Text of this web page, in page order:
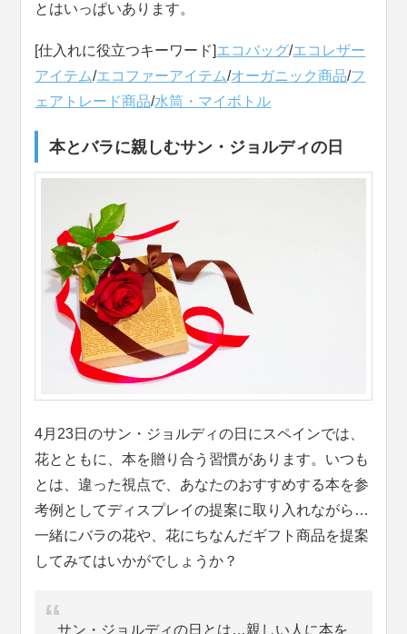
とはいっぱいあります。
[仕入れに役立つキーワード]エコバッグ/エコレザー
アイテム/エコファーアイテム/オーガニック商品/フ
ェアトレード商品/水筒・マイボトル
本とバラに親しむサン・ジョルディの日
4月23日のサン・ジョルディの日にスペインでは、
花とともに、本を贈り合う習慣があります。いつも
とは、違った視点で、あなたのおすすめする本を参
考例としてディスプレイの提案に取り入れながら…
一緒にバラの花や、花にちなんだギフト商品を提案
してみてはいかがでしょうか？
サン・ジョルディの日とは…親しい人に本を